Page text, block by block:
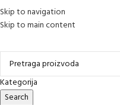
Skip to navigation
Skip to main content
Online kupovina, vaša nova rutina!
Kategorija
Search